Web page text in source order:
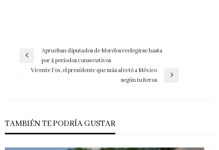
Navegación
Entrada
anterior
Aprueban diputados de Morelos reelegirse hasta
por 4 períodos consecutivos
Vicente Fox, el presidente que más afectó a México
según tuiteros
TAMBIÉN TE PODRÍA GUSTAR